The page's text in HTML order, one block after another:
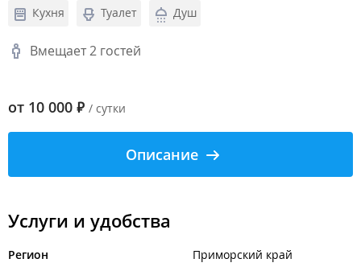
Кухня Туалет Душ
Вмещает 2 гостей
от 10 000 ₽ / сутки
Описание
Услуги и удобства
Регион Приморский край